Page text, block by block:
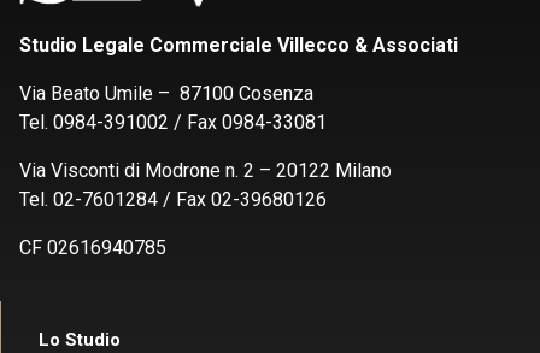
Studio Legale Commerciale Villecco & Associati
Via Beato Umile – 87100 Cosenza
Tel. 0984-391002 / Fax 0984-33081
Via Visconti di Modrone n. 2 – 20122 Milano
Tel. 02-7601284 / Fax 02-39680126
CF 02616940785
Lo Studio